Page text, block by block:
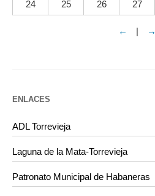
24 25 26 27
← | →
ENLACES
ADL Torrevieja
Laguna de la Mata-Torrevieja
Patronato Municipal de Habaneras